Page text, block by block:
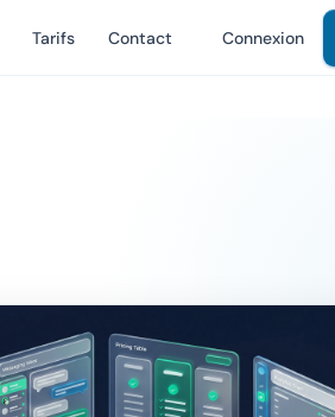
Tarifs Contact Connexion